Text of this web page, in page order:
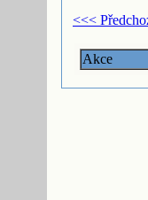
<<<
Akce